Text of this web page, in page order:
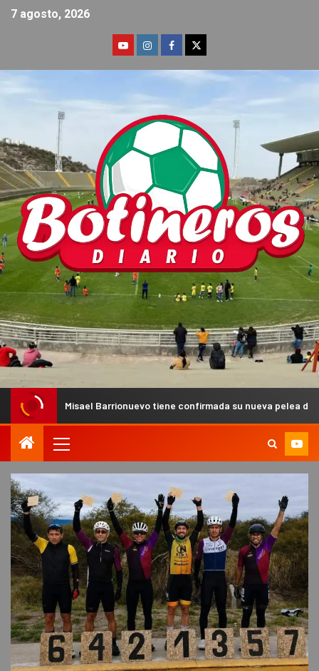
7 agosto, 2026
Barrionuevo tiene confirmada su nueva pelea de MMA Pro